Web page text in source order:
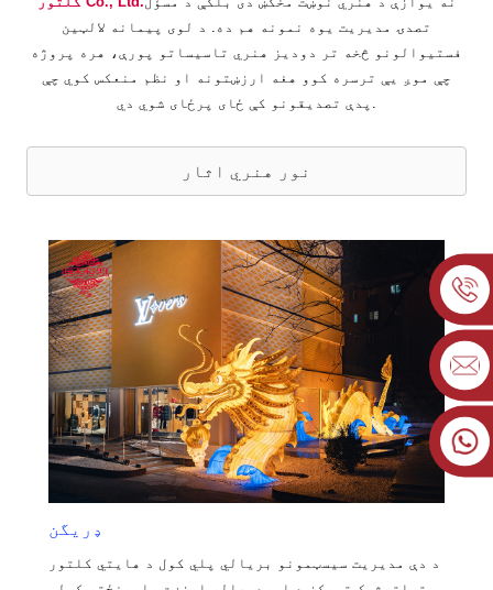
تصدۍ مدیریت یوه نمونه هم ده. د لوی پیمانه لالټین
فستیوالونو څخه تر دودیز هنري تاسیساتو پورې، هره پروژه
چې موږ یې ترسره کوو هغه ارزښتونه او نظم منعکس کوي چې
پدې تصدیقونو کې ځای پرځای شوي دي.
نور هنري اثار
ډریگن
د دې مدیریت سیسټمونو بریالي پلي کول د هایتي کلتور